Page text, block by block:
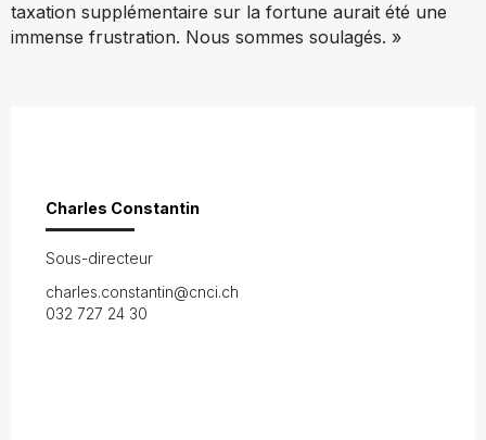
taxation supplémentaire sur la fortune aurait été une
immense frustration. Nous sommes soulagés. »
Charles Constantin
Sous-directeur
charles.constantin@cnci.ch
032 727 24 30